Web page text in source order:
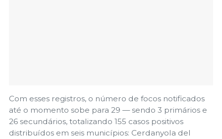
Com esses registros, o número de focos notificados
até o momento sobe para 29 — sendo 3 primários e
26 secundários, totalizando 155 casos positivos
distribuídos em seis municípios: Cerdanyola del